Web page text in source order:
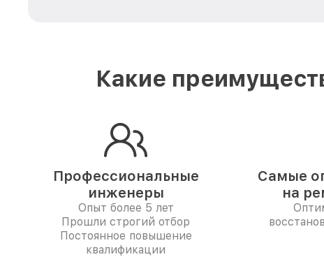
Какие
Профессиональные
инженеры
Опыт более 5 лет
Прошли строгий отбор
Постоянное повышение
квалификации
Самые
на